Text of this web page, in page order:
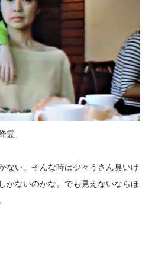
ない。そんな時は少々うさん臭いけ
かないのかな。でも見えないならほ